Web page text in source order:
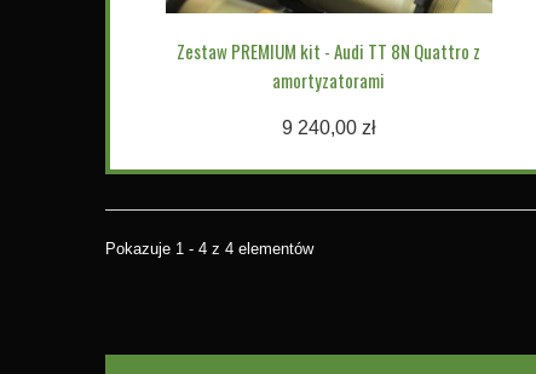
Zestaw PREMIUM kit - Audi TT 8N Quattro z
amortyzatorami
9 240,00 zł
Pokazuje 1 - 4 z 4 elementów